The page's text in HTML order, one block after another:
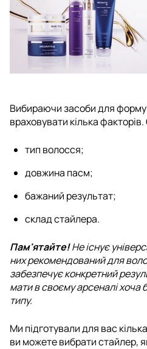
Вибираючи засоби для
враховувати кілька
тип волосся;
довжина пасм;
бажаний результат;
склад стайлера.
Пам'ятайте!Не існує
них рекомендований для
забезпечує конкретний
мати в своєму арсеналі хоча
типу.
Ми підготували для вас
ви можете вибрати стайлер,